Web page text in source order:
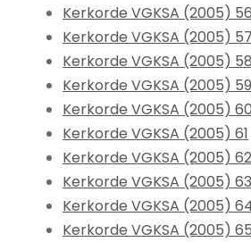
Kerkorde VGKSA (2005) 56
Kerkorde VGKSA (2005) 57
Kerkorde VGKSA (2005) 58
Kerkorde VGKSA (2005) 59
Kerkorde VGKSA (2005) 60
Kerkorde VGKSA (2005) 61
Kerkorde VGKSA (2005) 62
Kerkorde VGKSA (2005) 63
Kerkorde VGKSA (2005)
Kerkorde VGKSA (2005) 65